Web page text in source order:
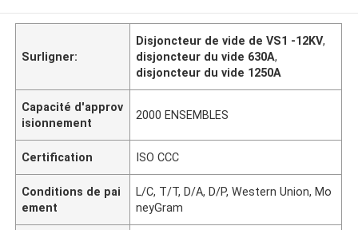
Surligner:
Disjoncteur de vide de VS1 -12KV,
disjoncteur du vide 630A,
disjoncteur du vide 1250A
Capacité d'approv
isionnement
2000 ENSEMBLES
Certification ISO CCC
Conditions de pai
ement
L/C, T/T, D/A, D/P, Western Union, Mo
neyGram